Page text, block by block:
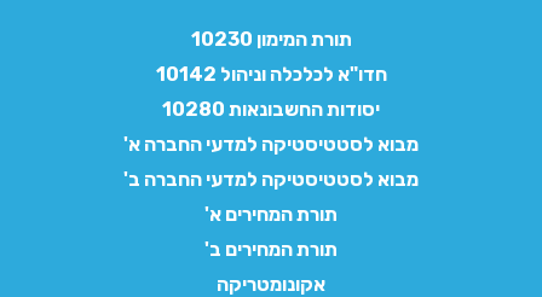
תורת המימון 10230
חדו"א לכלכלה וניהול 10142
יסודות החשבונאות 10280
מבוא לסטטיסטיקה למדעי החברה א'
מבוא לסטטיסטיקה למדעי החברה ב'
תורת המחירים א'
תורת המחירים ב'
אקונומטריקה